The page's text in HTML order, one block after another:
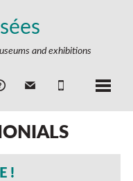
and exhibitions
!